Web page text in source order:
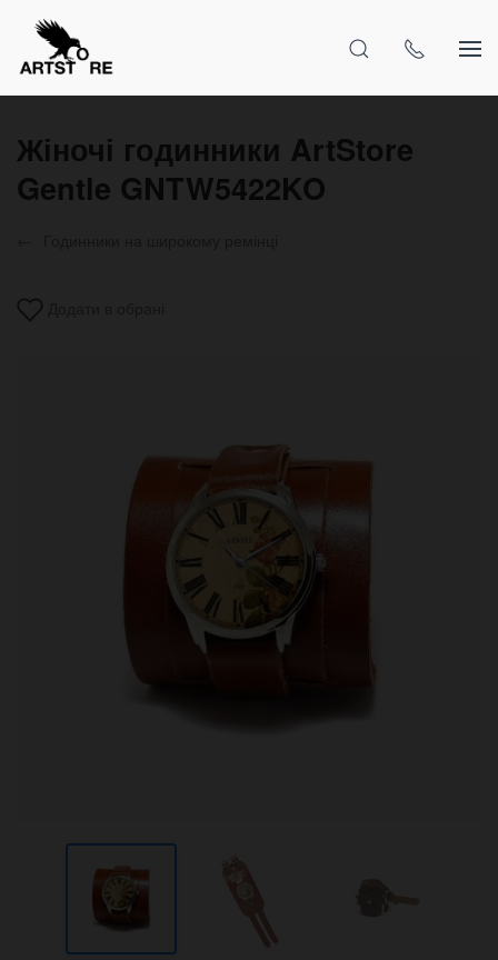
Жіночі годинники ArtStore
Gentle GNTW5422KO